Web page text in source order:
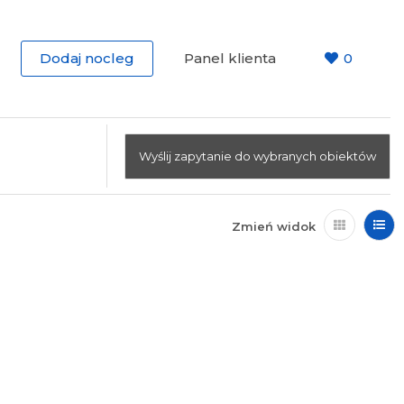
Dodaj nocleg Panel klienta 0
Wyślij zapytanie do wybranych obiektów
Zmień widok